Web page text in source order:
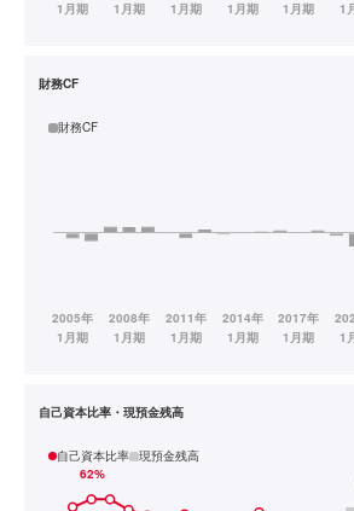
財務CF
財務CF
自己資本比率・現預金残高
自己資本比率 現預金残高